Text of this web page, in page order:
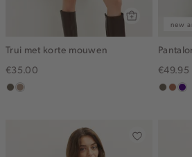
Trui met korte mouwen
€35.00
middenbruin
taupe,
new
€49.95